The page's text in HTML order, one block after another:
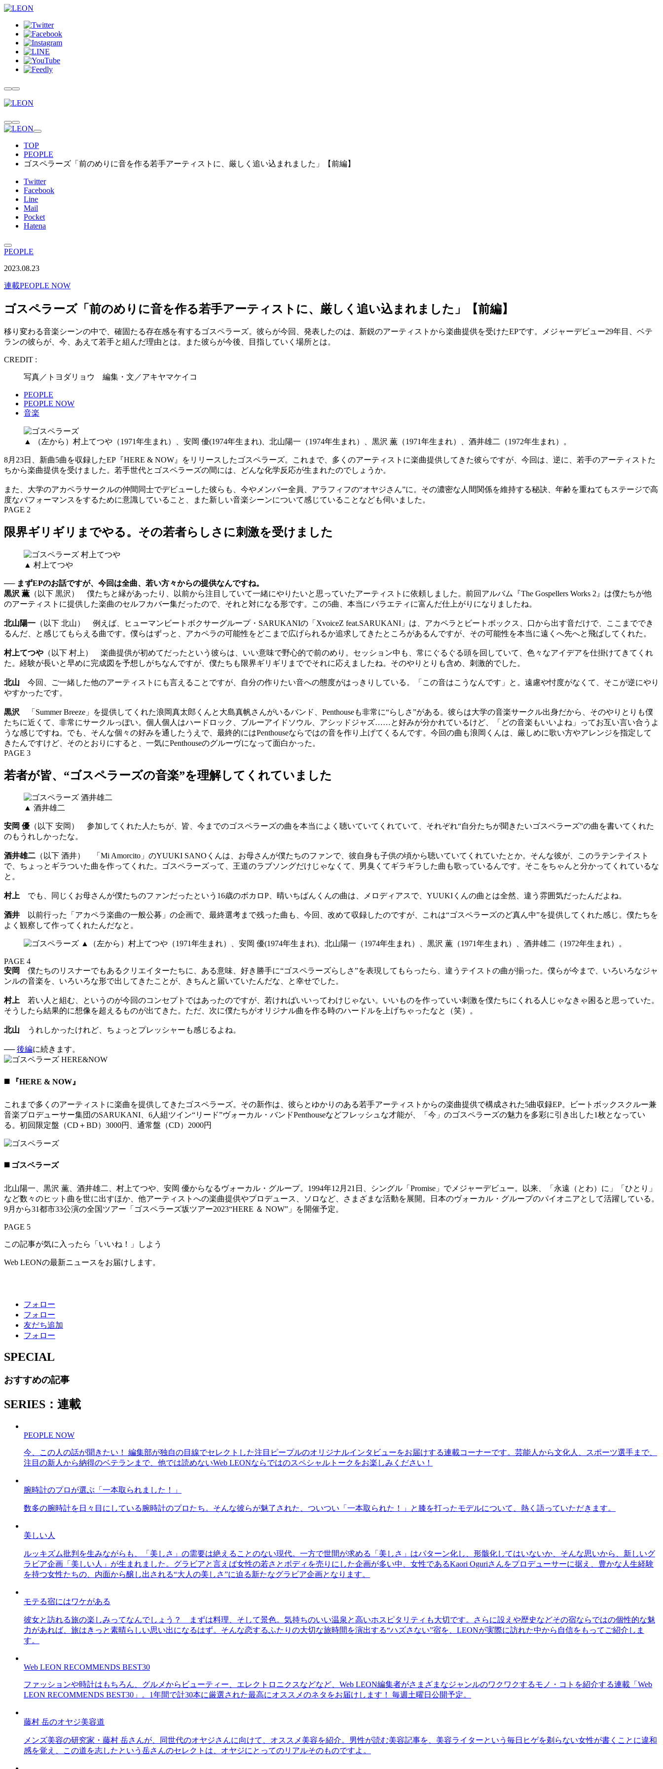
TOP
PEOPLE
ゴスペラーズ「前のめりに音を作る若手アーティストに、厳しく追い込まれました」【前編】
Twitter
Facebook
Line
Mail
Pocket
Hatena
PEOPLE
2023.08.23
連載PEOPLE NOW
ゴスペラーズ「前のめりに音を作る若手アーティストに、厳しく追い込まれました」【前編】
移り変わる音楽シーンの中で、確固たる存在感を有するゴスペラーズ。彼らが今回、発表したのは、新鋭のアーティストから楽曲提供を受けたEPです。メジャーデビュー29年目、ベテ
ランの彼らが、今、あえて若手と組んだ理由とは。また彼らが今後、目指していく場所とは。
CREDIT :
写真／トヨダリョウ 編集・文／アキヤマケイコ
PEOPLE
PEOPLE NOW
音楽
▲ （左から）村上てつや（1971年生まれ）、安岡 優(1974年生まれ)、北山陽一（1974年生まれ）、黒沢 薫（1971年生まれ）、酒井雄二（1972年生まれ）。
8月23日、新曲5曲を収録したEP『HERE & NOW』をリリースしたゴスペラーズ。これまで、多くのアーティストに楽曲提供してきた彼らですが、今回は、逆に、若手のアーティストた
ちから楽曲提供を受けました。若手世代とゴスペラーズの間には、どんな化学反応が生まれたのでしょうか。
また、大学のアカペラサークルの仲間同士でデビューした彼らも、今やメンバー全員、アラフィフの“オヤジさん”に。その濃密な人間関係を維持する秘訣、年齢を重ねてもステージで高
度なパフォーマンスをするために意識していること、また新しい音楽シーンについて感じていることなども伺いました。
PAGE 2
限界ギリギリまでやる。その若者らしさに刺激を受けました
▲ 村上てつや
── まずEPのお話ですが、今回は全曲、若い方々からの提供なんですね。
黒沢 薫 （以下 黒沢） 僕たちと縁があったり、以前から注目していて一緒にやりたいと思っていたアーティストに依頼しました。前回アルバム『The Gospellers Works 2』は僕たちが他
のアーティストに提供した楽曲のセルフカバー集だったので、それと対になる形です。この5曲、本当にバラエティに富んだ仕上がりになりましたね。
北山陽一 （以下 北山） 例えば、ヒューマンビートボクサーグループ・SARUKANIの「XvoiceZ feat.SARUKANI」は、アカペラとビートボックス、口から出す音だけで、ここまででき
るんだ、と感じてもらえる曲です。僕らはずっと、アカペラの可能性をどこまで広げられるか追求してきたところがあるんですが、その可能性を本当に遠くへ先へと飛ばしてくれた。
村上てつや （以下 村上） 楽曲提供が初めてだったという彼らは、いい意味で野心的で前のめり。セッション中も、常にぐるぐる頭を回していて、色々なアイデアを仕掛けてきてくれ
た。経験が長いと早めに完成図を予想しがちなんですが、僕たちも限界ギリギリまででそれに応えましたね。そのやりとりも含め、刺激的でした。
北山 今回、ご一緒した他のアーティストにも言えることですが、自分の作りたい音への態度がはっきりしている。「この音はこうなんです」と。遠慮や忖度がなくて、そこが逆にやり
やすかったです。
黒沢 「Summer Breeze」を提供してくれた浪岡真太郎くんと大島真帆さんがいるバンド、Penthouseも非常に“らしさ”がある。彼らは大学の音楽サークル出身だから、そのやりとりも僕
たちに近くて、非常にサークルっぽい。個人個人はハードロック、ブルーアイドソウル、アシッドジャズ……と好みが分かれているけど、「どの音楽もいいよね」ってお互い言い合うよ
うな感じですね。でも、そんな個々の好みを通したうえで、最終的にはPenthouseならではの音を作り上げてくるんです。今回の曲も浪岡くんは、厳しめに歌い方やアレンジを指定して
きたんですけど、そのとおりにすると、一気にPenthouseのグルーヴになって面白かった。
PAGE 3
若者が皆、“ゴスペラーズの音楽”を理解してくれていました
▲ 酒井雄二
安岡 優 （以下 安岡） 参加してくれた人たちが、皆、今までのゴスペラーズの曲を本当によく聴いていてくれていて、それぞれ“自分たちが聞きたいゴスペラーズ”の曲を書いてくれた
のもうれしかったな。
酒井雄二 （以下 酒井） 「Mi Amorcito」のYUUKI SANOくんは、お母さんが僕たちのファンで、彼自身も子供の頃から聴いていてくれていたとか。そんな彼が、このラテンテイスト
で、ちょっとギラついた曲を作ってくれた。ゴスペラーズって、王道のラブソングだけじゃなくて、男臭くてギラギラした曲も歌っているんです。そこをちゃんと分かってくれているな
と。
村上 でも、同じくお母さんが僕たちのファンだったという16歳のボカロP、晴いちばんくんの曲は、メロディアスで、YUUKIくんの曲とは全然、違う雰囲気だったんだよね。
酒井 以前行った「アカペラ楽曲の一般公募」の企画で、最終選考まで残った曲も、今回、改めて収録したのですが、これは“ゴスペラーズのど真ん中”を提供してくれた感じ。僕たちを
よく観察して作ってくれたんだなと。
PAGE 4
安岡
僕たちのリスナーでもあるクリエイターたちに、ある意味、好き勝手に“ゴスペラーズらしさ”を表現してもらったら、違うテイストの曲が揃った。僕らが今まで、いろいろなジャ
ンルの音楽を、いろいろな形で出してきたことが、きちんと届いていたんだな、と幸せでした。
村上 若い人と組む、というのが今回のコンセプトではあったのですが、若ければいいってわけじゃない。いいものを作っていい刺激を僕たちにくれる人じゃなきゃ困ると思っていた。
そうしたら結果的に想像を超えるものが出てきた。ただ、次に僕たちがオリジナル曲を作る時のハードルを上げちゃったなと（笑）。
北山 うれしかったけれど、ちょっとプレッシャーも感じるよね。
──後編に続きます。
◼️ 『HERE & NOW』
これまで多くのアーティストに楽曲を提供してきたゴスペラーズ。その新作は、彼らとゆかりのある若手アーティストからの楽曲提供で構成された5曲収録EP。ビートボックスクルー兼
音楽プロデューサー集団のSARUKANI、6人組ツイン“リード”ヴォーカル・バンドPenthouseなどフレッシュな才能が、「今」のゴスペラーズの魅力を多彩に引き出した1枚となってい
る。初回限定盤（CD＋BD）3000円、通常盤（CD）2000円
◼️ ゴスペラーズ
北山陽一、黒沢 薫、酒井雄二、村上てつや、安岡 優からなるヴォーカル・グループ。1994年12月21日、シングル「Promise」でメジャーデビュー。以来、「永遠（とわ）に」「ひとり」
など数々のヒット曲を世に出すほか、他アーティストへの楽曲提供やプロデュース、ソロなど、さまざまな活動を展開。日本のヴォーカル・グループのパイオニアとして活躍している。
9月から31都市33公演の全国ツアー「ゴスペラーズ坂ツアー2023“HERE ＆ NOW”」を開催予定。
PAGE 5
この記事が気に入ったら「いいね！」しよう
Web LEONの最新ニュースをお届けします。
フォロー
フォロー
友だち追加
フォロー
SPECIAL
おすすめの記事
SERIES：連載
PEOPLE NOW
今、この人の話が聞きたい！ 編集部が独自の目線でセレクトした注目ピープルのオリジナルインタビューをお届けする連載コーナーです。芸能人から文化人、スポーツ選手まで、
注目の新人から納得のベテランまで、他では読めないWeb LEONならではのスペシャルトークをお楽しみください！
腕時計のプロが選ぶ「一本取られました！」
数多の腕時計を日々目にしている腕時計のプロたち。そんな彼らが魅了された、ついつい「一本取られた！」と膝を打ったモデルについて、熱く語っていただきます。
美しい人
ルッキズム批判を生みながらも、「美しさ」の需要は絶えることのない現代。一方で世間が求める「美しさ」はパターン化し、形骸化してはいないか、そんな思いから、新しいグ
ラビア企画「美しい人」が生まれました。グラビアと言えば女性の若さとボディを売りにした企画が多い中、女性であるKaori Oguriさんをプロデューサーに据え、豊かな人生経験
を持つ女性たちの、内面から醸し出される“大人の美しさ”に迫る新たなグラビア企画となります。
モテる宿にはワケがある
彼女と訪れる旅の楽しみってなんでしょう？ まずは料理、そして景色。気持ちのいい温泉と高いホスピタリティも大切です。さらに設えや歴史などその宿ならではの個性的な魅
力があれば、旅はきっと素晴らしい思い出になるはず。そんな恋するふたりの大切な旅時間を演出する“ハズさない”宿を、LEONが実際に訪れた中から自信をもってご紹介しま
す。
Web LEON RECOMMENDS BEST30
ファッションや時計はもちろん、グルメからビューティー、エレクトロニクスなどなど、Web LEON編集者がさまざまなジャンルのワクワクするモノ・コトを紹介する連載「Web
LEON RECOMMENDS BEST30」。1年間で計30本に厳選された最高にオススメのネタをお届けします！ 毎週土曜日公開予定。
藤村 岳のオヤジ美容道
メンズ美容の研究家・藤村 岳さんが、同世代のオヤジさんに向けて、オススメ美容を紹介。男性が読む美容記事を、美容ライターという毎日ヒゲを剃らない女性が書くことに違和
感を覚え、この道を志したという岳さんのセレクトは、オヤジにとってのリアルそのものですよ。